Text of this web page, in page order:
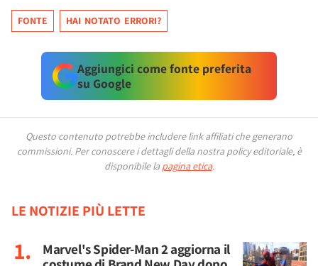
FONTE HAI NOTATO ERRORI?
Aggiungici come fonte preferita
su Google
Questo contenuto potrebbe includere link affiliati che generano
commissioni. Per conoscere i dettagli della nostra policy editoriale, è
disponibile la pagina etica.
LE NOTIZIE PIÙ LETTE
Marvel's Spider-Man 2 aggiorna il